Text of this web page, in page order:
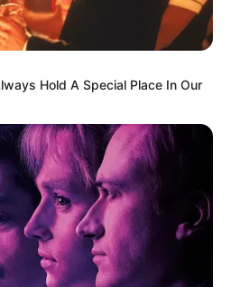
Edit
sebuah drama asal Korea
Daum Kakao TV mulai 5 September
Eojjeodaga Jeonwonilgi
yang
novel ini dipublikasikan mulai 1
Hold A Special Place In Our